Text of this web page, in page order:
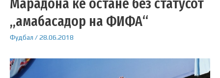
„амабасадор на ФИФА“
Фудбал /28.06.2018